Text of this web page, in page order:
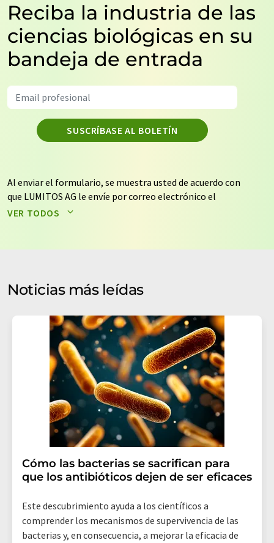
Reciba la industria de las
ciencias biológicas en su
bandeja de entrada
SUSCRÍBASE AL BOLETÍN
Al enviar el formulario, se muestra usted de acuerdo con
que LUMITOS AG le envíe por correo electrónico el
boletín o boletines seleccionados anteriormente. Sus
de nuestrapolítica de protección de datos. LUMITOS
electrónico a efectos publicitarios o de investigación de
mercado y opinión. Puede revocar en todo momento su
de indicar los motivos informando por correo postal a
LUMITOS AG, Ernst-Augustin-Str. 2, 12489 Berlín
(Alemania) o por correo electrónico a
revoke@lumitos.com . Además, en cada correo
electrónico se incluye un enlace para anular la
suscripción al boletín informativo correspondiente.
VER TODOS
Noticias más leídas
Cómo las bacterias se sacrifican para
que los antibióticos dejen de ser eficaces
Este descubrimiento ayuda a los científicos a
comprender los mecanismos de supervivencia de las
bacterias y, en consecuencia, a mejorar la eficacia de